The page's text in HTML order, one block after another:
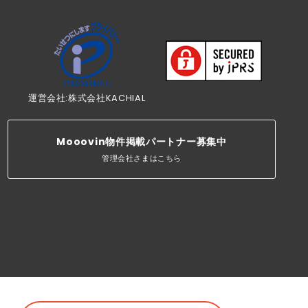
運営会社:株式会社KACHIAL
Mooovin物件掲載パートナー募集中
管理会社さまはこちら